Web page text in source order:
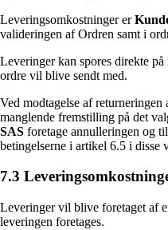
Leveringsomkostninger er
valideringen af Ordren samt i
Leveringer kan spores direkte
ordre vil blive sendt med.
Ved modtagelse af
manglende fremstilling på det
SAS foretage annulleringen og
betingelserne i artikel 6.5 i disse
7.3
Leveringer vil blive foretaget af
leveringen foretages.